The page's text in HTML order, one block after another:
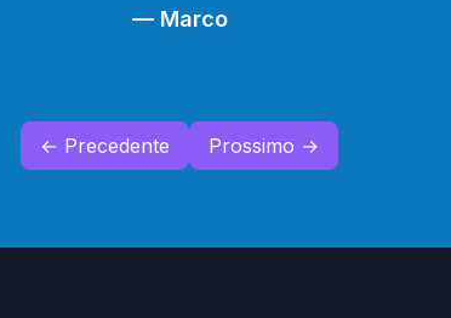
— Marco
← Precedente Prossimo →